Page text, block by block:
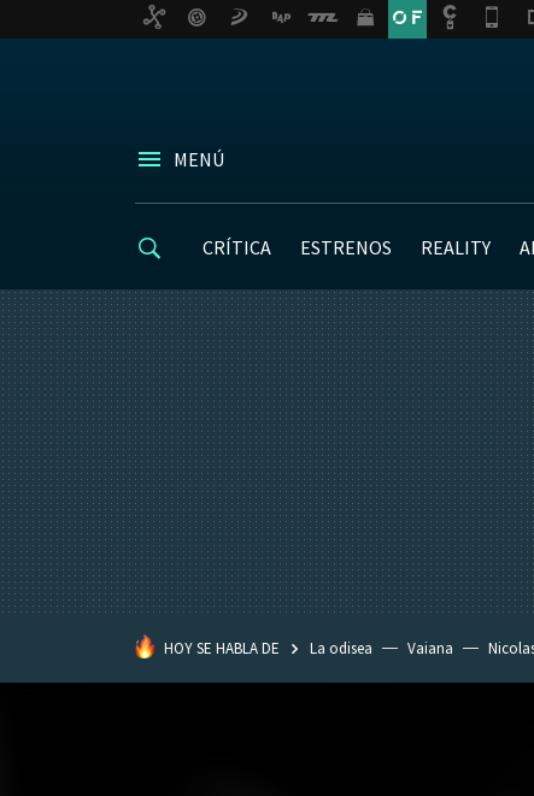
MENÚ
CRÍTICA ESTRENOS REALITY
HOY SE HABLA DE La odisea Vaiana